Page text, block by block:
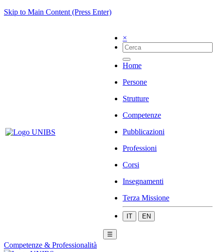
Skip to Main Content (Press Enter)
×
Home
Persone
Strutture
Competenze
Pubblicazioni
Professioni
Corsi
Insegnamenti
Terza Missione
IT EN
☰
Competenze & Professionalità